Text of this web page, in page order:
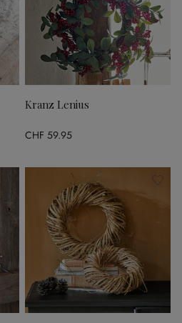
Kranz Lenius
CHF 59.95